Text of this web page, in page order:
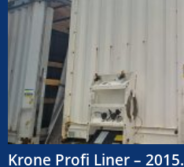
Krone Profi Liner – 2015.